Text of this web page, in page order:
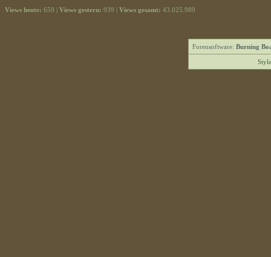
Views heute: 659 | Views gestern: 939 | Views gesamt: 43.025.989
Forensoftware: Burning